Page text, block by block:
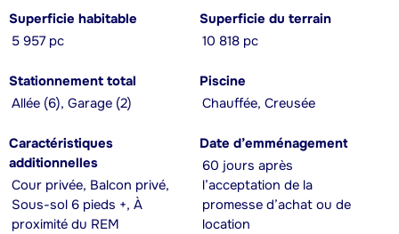
Superficie habitable
5 957 pc
Superficie du terrain
10 818 pc
Stationnement total
Allée (6), Garage (2)
Piscine
Chauffée, Creusée
Caractéristiques
additionnelles
Cour privée, Balcon privé,
Sous-sol 6 pieds +, À
proximité du REM
Date d’emménagement
60 jours après
l’acceptation de la
promesse d’achat ou de
location